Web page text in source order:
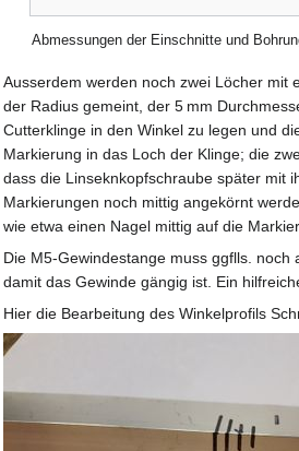
Abmessungen der Einschnitte und
Ausserdem werden noch zwei Löcher mit
der Radius gemeint, der 5 mm
Cutterklinge in den Winkel zu legen und
Markierung in das Loch der Klinge; die
dass die Linseknkopfschraube später mit
Markierungen noch mittig angekörnt
wie etwa einen Nagel mittig auf die
Die M5-Gewindestange muss ggflls.
damit das Gewinde gängig ist. Ein
Hier die Bearbeitung des Winkelprofils